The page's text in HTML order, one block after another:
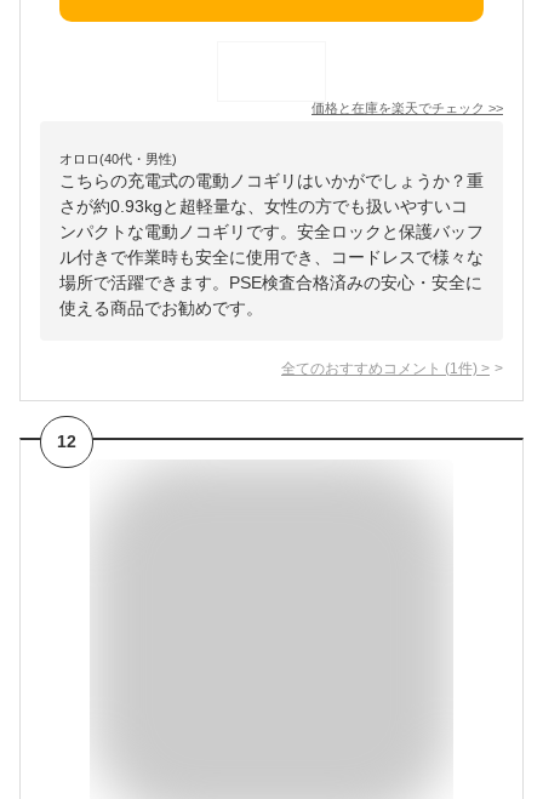
価格と在庫を楽天でチェック >>
オロロ(40代・男性)
こちらの充電式の電動ノコギリはいかがでしょうか？重
さが約0.93kgと超軽量な、女性の方でも扱いやすいコ
ンパクトな電動ノコギリです。安全ロックと保護バッフ
ル付きで作業時も安全に使用でき、コードレスで様々な
場所で活躍できます。PSE検査合格済みの安心・安全に
使える商品でお勧めです。
全てのおすすめコメント (1 件) >
12